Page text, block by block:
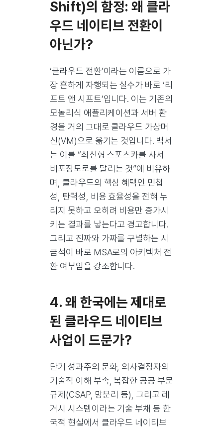
Shift)의 함정: 왜 클라
우드 네이티브 전환이
아닌가?
‘클라우드 전환’이라는 이름으로 가
장 흔하게 자행되는 실수가 바로 ‘리
프트 앤 시프트’입니다. 이는 기존의
모놀리식 애플리케이션과 서버 환
경을 거의 그대로 클라우드 가상머
신(VM)으로 옮기는 것입니다. 백서
는 이를 “최신형 스포츠카를 사서
비포장도로를 달리는 것”에 비유하
며, 클라우드의 핵심 혜택인 민첩
성, 탄력성, 비용 효율성을 전혀 누
리지 못하고 오히려 비용만 증가시
키는 결과를 낳는다고 경고합니다.
그리고 진짜와 가짜를 구별하는 시
금석이 바로 MSA로의 아키텍처 전
환 여부임을 강조합니다.
4. 왜 한국에는 제대로
된 클라우드 네이티브
사업이 드문가?
단기 성과주의 문화, 의사결정자의
기술적 이해 부족, 복잡한 공공 부문
규제(CSAP, 망분리 등), 그리고 레
거시 시스템이라는 기술 부채 등 한
국적 현실에서 클라우드 네이티브